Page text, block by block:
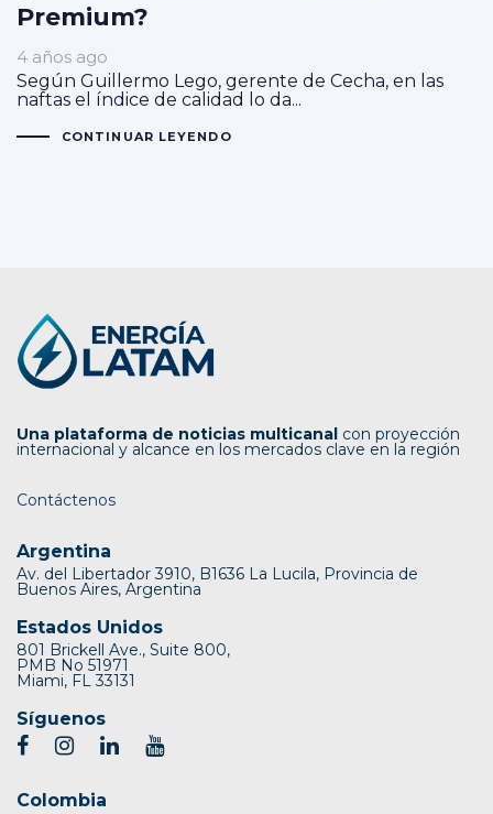
Premium?
4 años ago
Según Guillermo Lego, gerente de Cecha, en las
naftas el índice de calidad lo da...
CONTINUAR LEYENDO
Una plataforma de noticias multicanal con proyección
internacional y alcance en los mercados clave en la región
Contáctenos
Argentina
Av. del Libertador 3910, B1636 La Lucila, Provincia de
Buenos Aires, Argentina
Estados Unidos
801 Brickell Ave., Suite 800,
PMB No 51971
Miami, FL 33131
Síguenos
Colombia